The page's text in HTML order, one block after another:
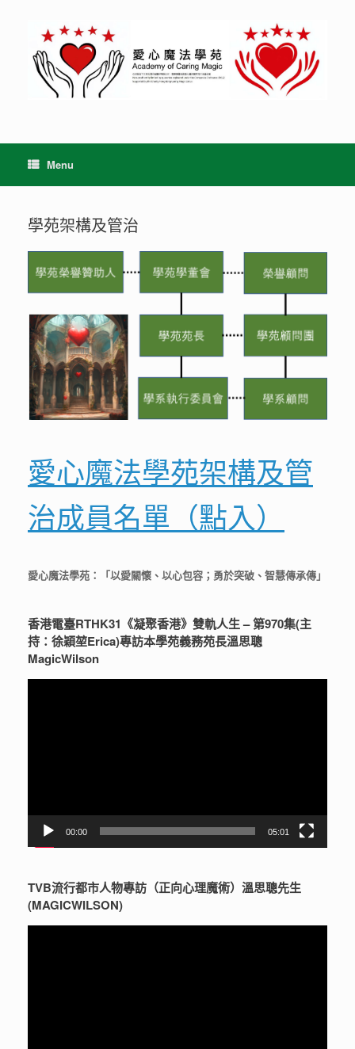
Menu
學苑架構及管治
愛心魔法學苑架構及管
治成員名單（點入）
愛心魔法學苑：「以愛關懷、以心包容；勇於突破、智慧傳承傳」
香港電臺RTHK31《凝聚香港》雙軌人生 – 第970集(主
持：徐穎堃Erica)專訪本學苑義務苑長溫思聰
MagicWilson
00:00 05:01
TVB流行都市人物專訪（正向心理魔術）溫思聰先生
(MAGICWILSON)